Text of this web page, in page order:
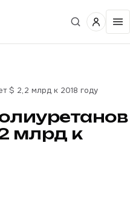
$ 2,2 млрд к 2018 году
млрд к